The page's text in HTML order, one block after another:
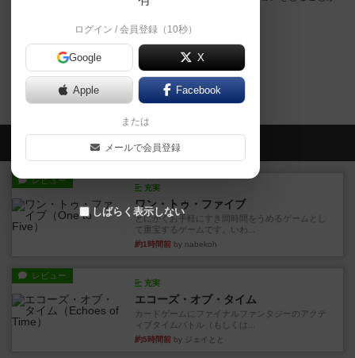
ログイン/無料会員登録
浄土双六のトップに戻る
会員の新しい投稿
レビュー
充実
ワン・トゥ・ファイブ
とにかくお手軽にすき間時間をうめるゲームとし
て重宝するゲームです。いわ...
約1時間前 by nabekoh
レビュー
充実
エコーズ・オブ・タイム
カードゲームにファイナルファンタジーのアクテ
ィブタイムバトル（もしくは...
約5時間前 by ジェイとと
ログイン / 会員登録（10秒）
Google X
Apple Facebook
または
メールで会員登録
しばらく表示しない